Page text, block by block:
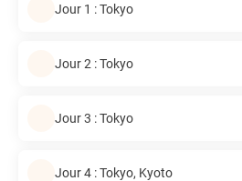
Jour 1 : Tokyo
Jour 2 : Tokyo
Jour 3 : Tokyo
Jour 4 : Tokyo, Kyoto